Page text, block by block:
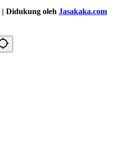
| Didukung oleh Jasakaka.com